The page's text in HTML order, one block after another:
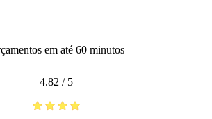
em até 60 minutos
4.82 / 5